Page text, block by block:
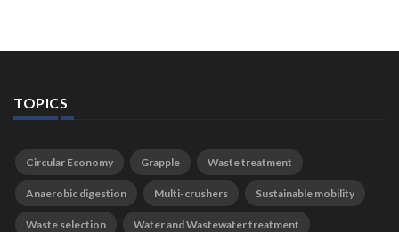
TOPICS
Circular Economy Grapple Waste treatment
Anaerobic digestion Multi-crushers Sustainable mobility
Waste selection Water and Wastewater treatment